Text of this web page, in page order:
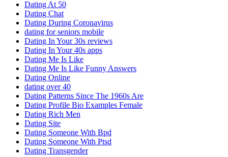
Dating At 50
Dating Chat
Dating During Coronavirus
dating for seniors mobile
Dating In Your 30s reviews
Dating In Your 40s apps
Dating Me Is Like
Dating Me Is Like Funny Answers
Dating Online
dating over 40
Dating Patterns Since The 1960s Are
Dating Profile Bio Examples Female
Dating Rich Men
Dating Site
Dating Someone With Bpd
Dating Someone With Ptsd
Dating Transgender